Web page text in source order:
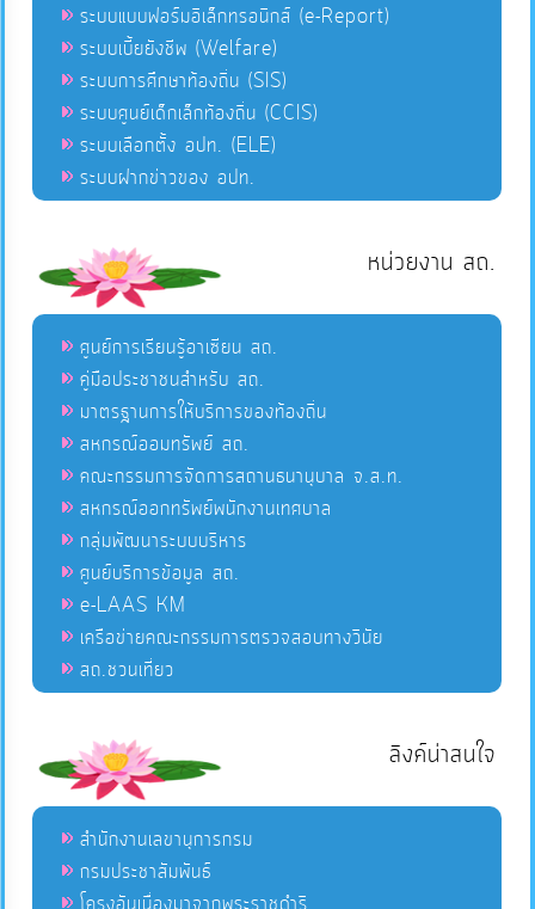
ระบบแบบฟอร์มอิเล็กทรอนิกส์ (e-Report)
ระบบเบี้ยยังชีพ (Welfare)
ระบบการศึกษาท้องถิ่น (SIS)
ระบบศูนย์เด็กเล็กท้องถิ่น (CCIS)
ระบบเลือกตั้ง อปท. (ELE)
ระบบฝากข่าวของ อปท.
หน่วยงาน สถ.
ศูนย์การเรียนรู้อาเซียน สถ.
คู่มือประชาชนสำหรับ สถ.
มาตรฐานการให้บริการของท้องถิ่น
สหกรณ์ออมทรัพย์ สถ.
คณะกรรมการจัดการสถานธนานุบาล จ.ส.ท.
สหกรณ์ออกทรัพย์พนักงานเทศบาล
กลุ่มพัฒนาระบบบริหาร
ศูนย์บริการข้อมูล สถ.
e-LAAS KM
เครือข่ายคณะกรรมการตรวจสอบทางวินัย
สถ.ชวนเที่ยว
ลิงค์น่าสนใจ
สำนักงานเลขานุการกรม
กรมประชาสัมพันธ์